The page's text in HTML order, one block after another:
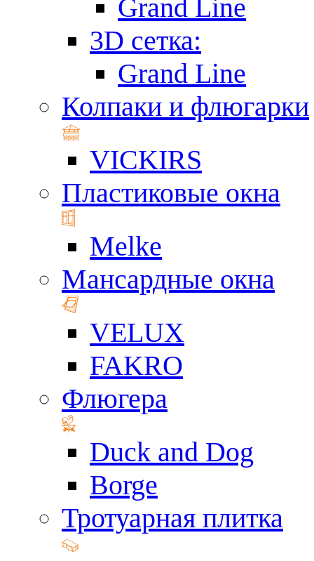
Grand Line
3D сетка:
Grand Line
Колпаки и флюгарки
VICKIRS
Пластиковые окна
Melke
Мансардные окна
VELUX
FAKRO
Флюгера
Duck and Dog
Borge
Тротуарная плитка